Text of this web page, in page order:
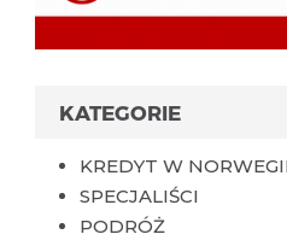
KATEGORIE
KREDYT W
SPECJALIŚCI
PODRÓŻ